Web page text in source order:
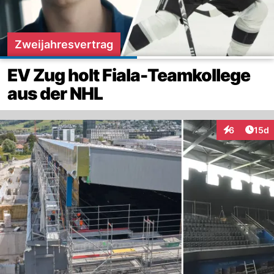
Zweijahresvertrag
EV Zug holt Fiala-Teamkollege
aus der NHL
6
Interaktionen
15d